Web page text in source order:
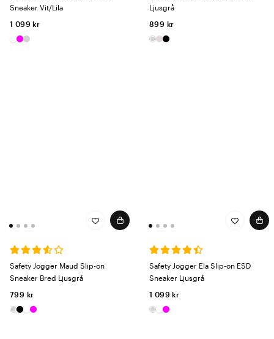
Sneaker Vit/Lila
1 099 kr
Ljusgrå
899 kr
Safety Jogger Maud Slip-on
Sneaker Bred Ljusgrå
799 kr
Safety Jogger Ela Slip-on ESD
Sneaker Ljusgrå
1 099 kr